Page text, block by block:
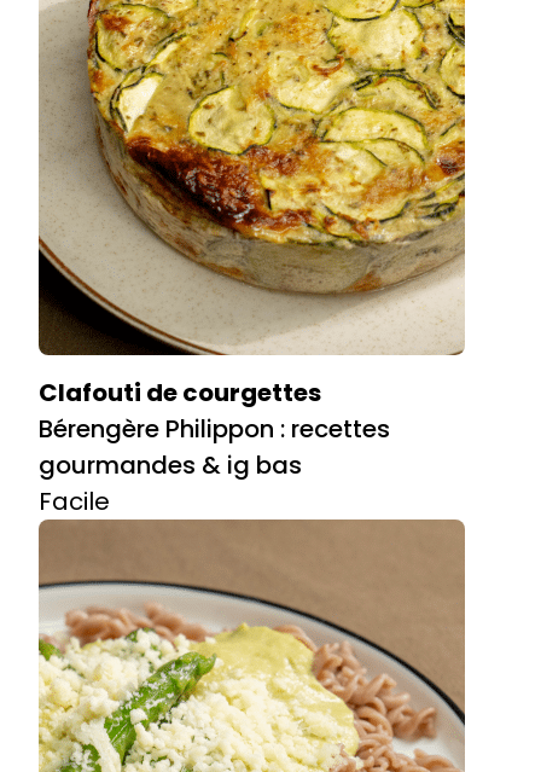
Clafouti de courgettes
Bérengère Philippon : recettes
gourmandes & ig bas
Facile